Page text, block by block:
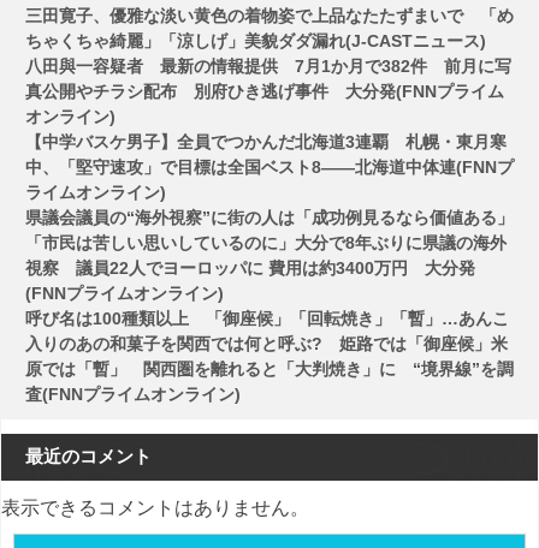
ン三田寛子、優雅な淡い黄色の着物姿で上品なたたずまいで 「め
ちゃくちゃ綺麗」「涼しげ」美貌ダダ漏れ(J-CASTニュース)
八田與一容疑者 最新の情報提供 7月1か月で382件 前月に写
真公開やチラシ配布 別府ひき逃げ事件 大分発(FNNプライム
オンライン)
【中学バスケ男子】全員でつかんだ北海道3連覇 札幌・東月寒
中、「堅守速攻」で目標は全国ベスト8――北海道中体連(FNNプ
ライムオンライン)
県議会議員の“海外視察”に街の人は「成功例見るなら価値ある」
「市民は苦しい思いしているのに」大分で8年ぶりに県議の海外
視察 議員22人でヨーロッパに 費用は約3400万円 大分発
(FNNプライムオンライン)
呼び名は100種類以上 「御座候」「回転焼き」「暫」…あんこ
入りのあの和菓子を関西では何と呼ぶ? 姫路では「御座候」米
原では「暫」 関西圏を離れると「大判焼き」に “境界線”を調
査(FNNプライムオンライン)
最近のコメント
表示できるコメントはありません。